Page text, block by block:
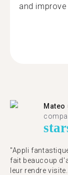
and improve
Mateo
star
"Appli
fait beaucoup
leur rendre